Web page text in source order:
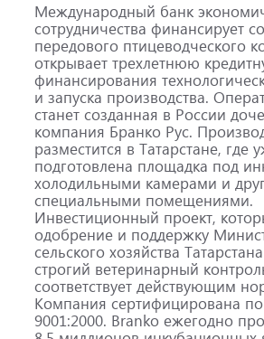
Международный банк
сотрудничества финансирует
передового птицеводческого
открывает трехлетнюю
финансирования
и запуска производства.
станет созданная в России
компания Бранко Рус.
разместится в Татарстане, где
подготовлена площадка под
холодильными камерами и
специальными помещениями.
Инвестиционный проект,
одобрение и поддержку
сельского хозяйства
строгий ветеринарный
соответствует действующим
Компания сертифицирована по
9001:2000. Branko ежегодно